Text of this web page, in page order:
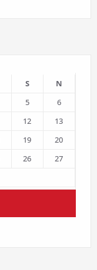
S
N
5
6
12
13
19
20
26
27